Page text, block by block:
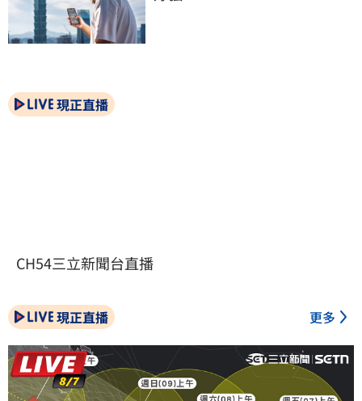
現正直播
CH54三立新聞台直播
現正直播 更多